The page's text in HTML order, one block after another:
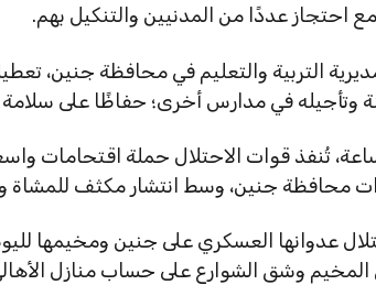
مع احتجاز عددًا من المدنيين والتنكيل بهم.
التربية والتعليم في محافظة جنين،
وتأجيله في مدارس أخرى؛ حفاظًا على سلامة
قرابة الـ 36 ساعة، تُنفذ قوات الاحتلال حملة
محافظة جنين، وسط انتشار مكثف للمشاة
المخيم وشق الشوارع على حساب منازل